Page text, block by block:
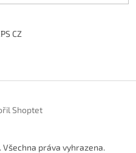
CZ
Shoptet
Všechna práva vyhrazena.